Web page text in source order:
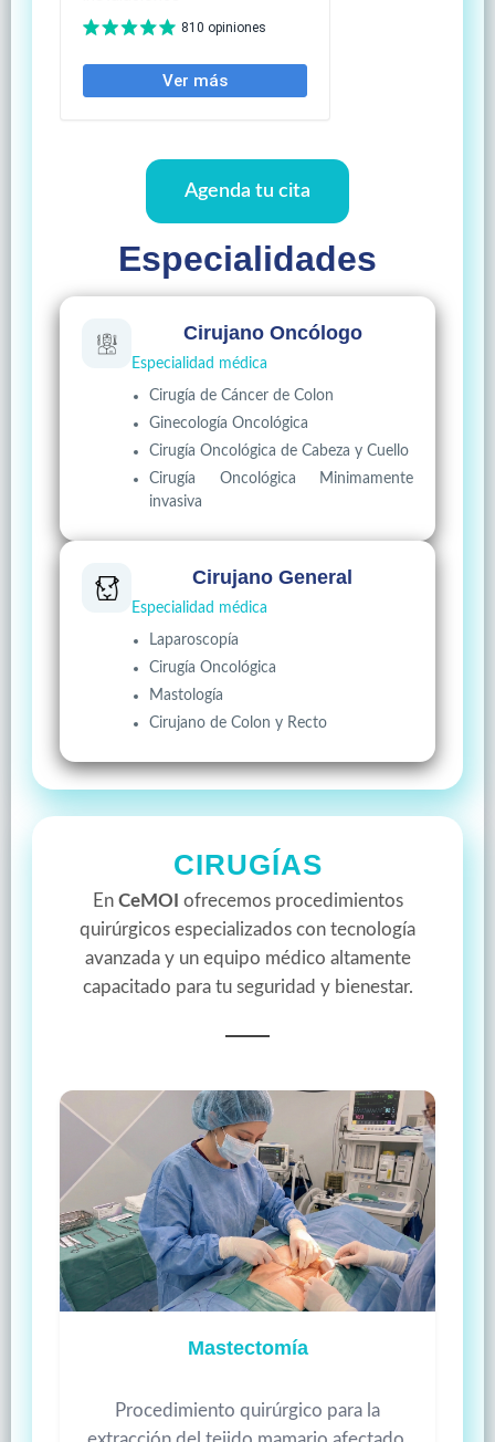
Agenda tu cita
Especialidades
Cirujano Oncólogo
Especialidad médica
Cirugía de Cáncer de Colon
Ginecología Oncológica
Cirugía Oncológica de Cabeza y Cuello
Cirugía Oncológica Minimamente
invasiva
Cirujano General
Especialidad médica
Laparoscopía
Cirugía Oncológica
Mastología
Cirujano de Colon y Recto
CIRUGÍAS
En CeMOI ofrecemos procedimientos
quirúrgicos especializados con tecnología
avanzada y un equipo médico altamente
capacitado para tu seguridad y bienestar.
Mastectomía
Procedimiento quirúrgico para la